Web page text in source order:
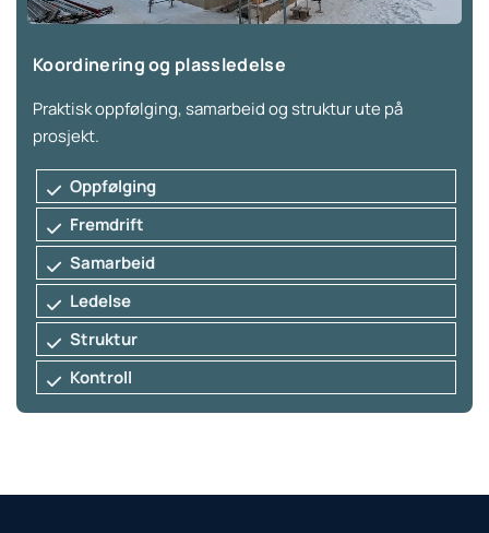
Koordinering og plassledelse
Praktisk oppfølging, samarbeid og struktur ute på
prosjekt.
Oppfølging
Fremdrift
Samarbeid
Ledelse
Struktur
Kontroll